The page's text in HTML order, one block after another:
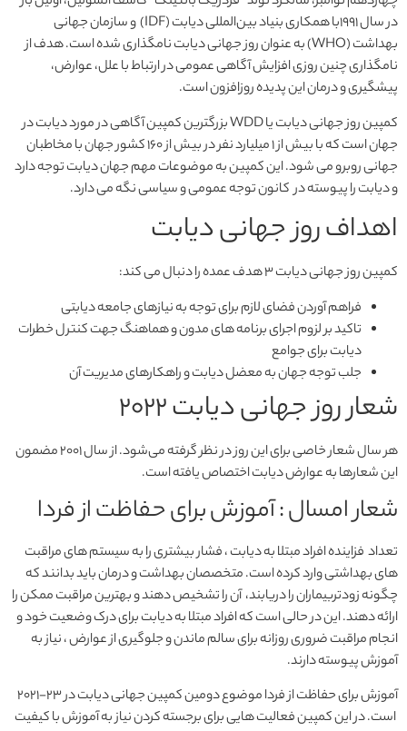
در سال 1991با همکاری بنیاد بین‌المللی دیابت (IDF) و سازمان جهانی
بهداشت (WHO) به عنوان روز جهانی دیابت نامگذاری شده است. هدف از
نامگذاری چنین روزی افزایش آگاهی عمومی در ارتباط با علل، عوارض،
پیشگیری و درمان این پدیده روزافزون است.
کمپین روز جهانی دیابت یا WDD بزرگترین کمپین آگاهی در مورد دیابت در
جهان است که با بیش از 1 میلیارد نفر در بیش از 160 کشور جهان با مخاطبان
جهانی روبرو می شود. این کمپین به موضوعات مهم جهان دیابت توجه دارد
و دیابت را پیوسته در کانون توجه عمومی و سیاسی نگه می دارد.
اهداف روز جهانی دیابت
کمپین روز جهانی دیابت ۳ هدف عمده را دنبال می کند:
فراهم آوردن فضای لازم برای توجه به نیازهای جامعه دیابتی
تاکید بر لزوم اجرای برنامه های مدون و هماهنگ جهت کنترل خطرات
دیابت برای جوامع
جلب توجه جهان به معضل دیابت و راهکارهای مدیریت آن
شعار روز جهانی دیابت 2022
هر سال شعار خاصی برای این روز در نظر گرفته می‌شود. از سال ۲۰۰۱ مضمون
این شعارها به عوارض دیابت اختصاص یافته است.
شعار امسال : آموزش برای حفاظت از فردا
تعداد فزاینده افراد مبتلا به دیابت ، فشار بیشتری را به سیستم های مراقبت
های بهداشتی وارد کرده است. متخصصان بهداشت و درمان باید بدانند که
چگونه زودتربیماران را دریابند، آن را تشخیص دهند و بهترین مراقبت ممکن را
ارائه دهند. این در حالی است که افراد مبتلا به دیابت برای درک وضعیت خود و
انجام مراقبت ضروری روزانه برای سالم ماندن و جلوگیری از عوارض ، نیاز به
آموزش پیوسته دارند.
آموزش برای حفاظت از فردا موضوع دومین کمپین جهانی دیابت در 23-2021
است. در این کمپین فعالیت هایی برای برجسته کردن نیاز به آموزش با کیفیت